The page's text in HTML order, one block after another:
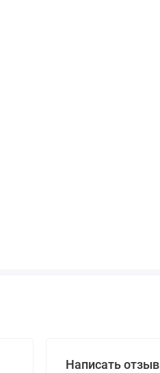
Написать отзыв